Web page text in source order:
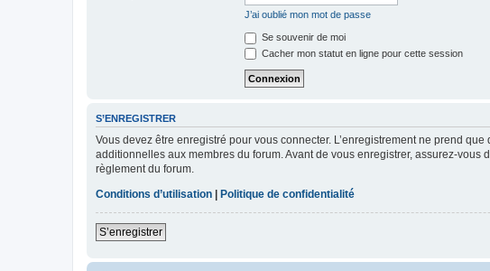
J’ai oublié mon mot de passe
Se souvenir de moi
Cacher mon statut en ligne pour cette session
S’ENREGISTRER
Vous devez être enregistré pour vous connecter. L’enregistrement ne prend
additionnelles aux membres du forum. Avant de vous enregistrer, assurez-
règlement du forum.
Conditions d’utilisation | Politique de confidentialité
S’enregistrer